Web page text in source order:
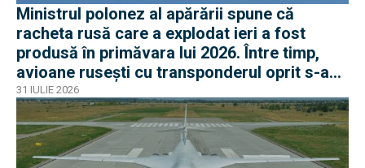
Ministrul polonez al apărării spune că
racheta rusă care a explodat ieri a fost
produsă în primăvara lui 2026. Între timp,
avioane rusești cu transponderul oprit s-au
apropiat de frontiera Poloniei
31 IULIE 2026